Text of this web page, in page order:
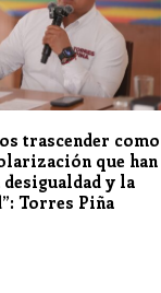
trascender como
que han
desigualdad y la
Torres Piña